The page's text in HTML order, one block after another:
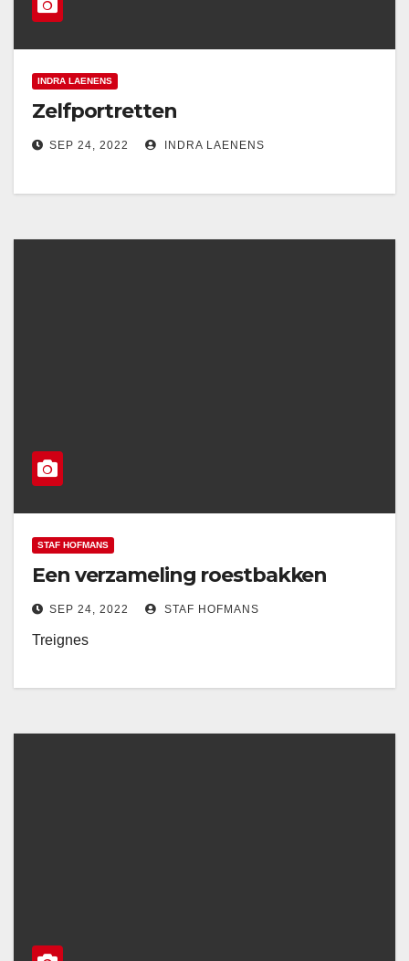
INDRA LAENENS
Zelfportretten
SEP 24, 2022 INDRA LAENENS
STAF HOFMANS
Een verzameling roestbakken
SEP 24, 2022 STAF HOFMANS
Treignes